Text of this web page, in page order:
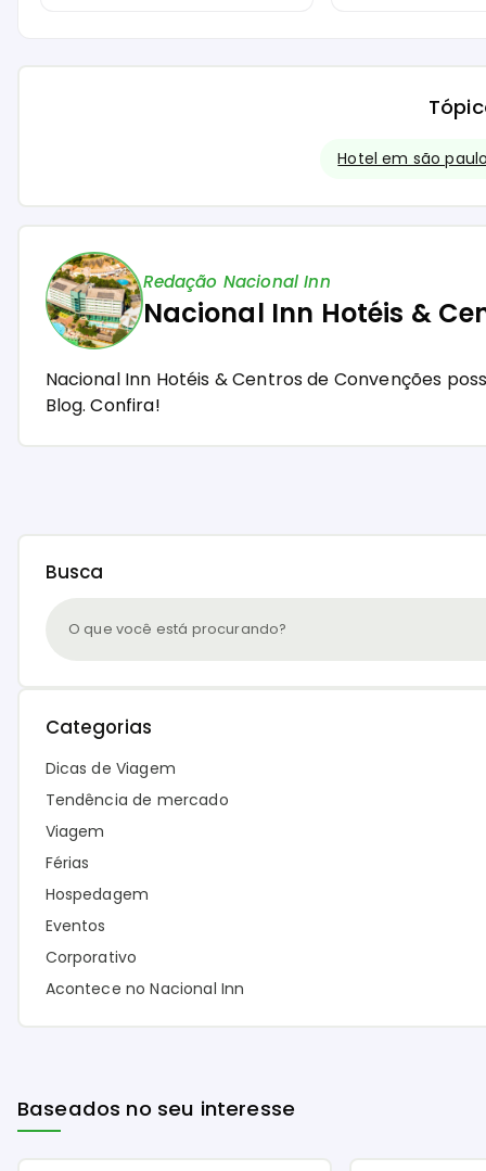
Hotel em são
Redação Nacional Inn
Nacional Inn Hotéis &
Nacional Inn Hotéis & Centros de Convenções
Blog.Confira!
Busca
Categorias
Dicas de Viagem
Tendência de mercado
Viagem
Férias
Hospedagem
Eventos
Corporativo
Acontece no Nacional Inn
Baseados no seu interesse